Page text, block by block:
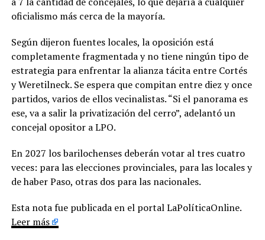
oficialismo más cerca de la mayoría.
Según dijeron fuentes locales, la oposición está
completamente fragmentada y no tiene ningún tipo de
estrategia para enfrentar la alianza tácita entre Cortés
y Weretilneck. Se espera que compitan entre diez y once
partidos, varios de ellos vecinalistas. “Si el panorama es
ese, va a salir la privatización del cerro”, adelantó un
concejal opositor a LPO.
En 2027 los barilochenses deberán votar al tres cuatro
veces: para las elecciones provinciales, para las locales y
de haber Paso, otras dos para las nacionales.
Esta nota fue publicada en el portal LaPolíticaOnline.
Leer más